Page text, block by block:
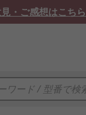
・ご感想はこちら